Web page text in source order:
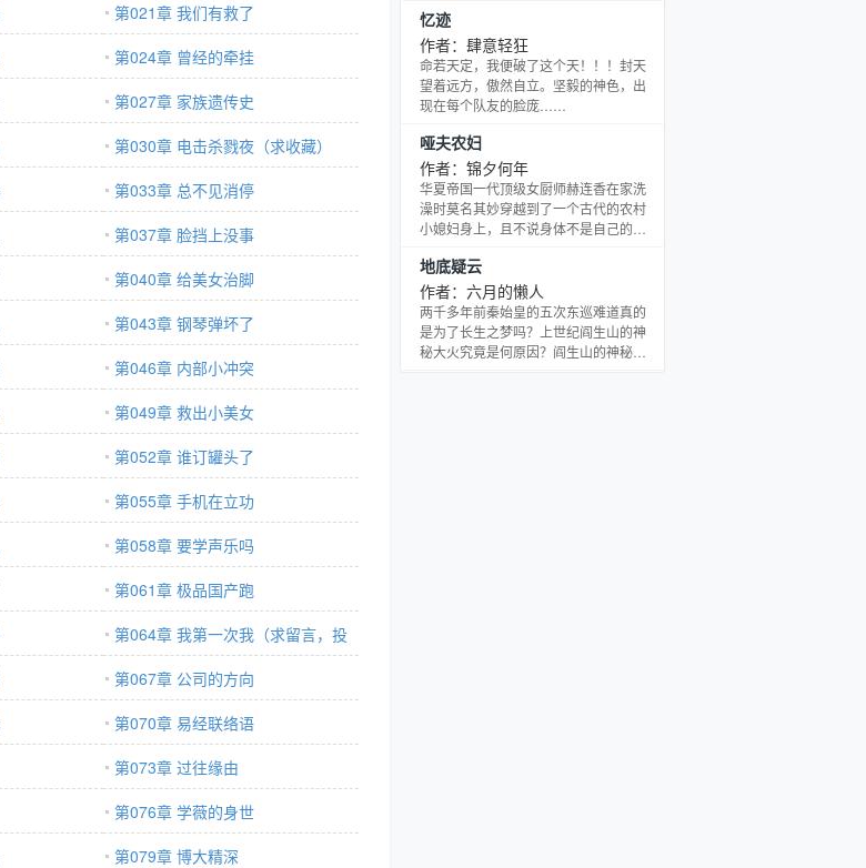
第021章 我们有救了
第024章 曾经的牵挂
第027章 家族遗传史
第030章 电击杀戮夜（求收藏）
第033章 总不见消停
第037章 脸挡上没事
第040章 给美女治脚
第043章 钢琴弹坏了
第046章 内部小冲突
第049章 救出小美女
第052章 谁订罐头了
第055章 手机在立功
第058章 要学声乐吗
第061章 极品国产跑
第064章 我第一次我（求留言，投
票）
第067章 公司的方向
第070章 易经联络语
第073章 过往缘由
第076章 学薇的身世
第079章 博大精深
忆迹
作者：肆意轻狂
命若天定，我便破了这个天！！！封天
望着远方，傲然自立。坚毅的神色，出
现在每个队友的脸庞……
哑夫农妇
作者：锦夕何年
华夏帝国一代顶级女厨师赫连香在家洗
澡时莫名其妙穿越到了一个古代的农村
小媳妇身上，且不说身体不是自己的，
前凸后翘、婀娜多姿的大美女，谁知到
这儿之后却变成了一个身量瘦小，皮肤
和头发黄不拉几的小丫头，唯一让她值
得庆幸的是这个小丫头的年纪还比较
小，还可以慢慢塑造。 亲戚们极品颇
地底疑云
作者：六月的懒人
两千多年前秦始皇的五次东巡难道真的
是为了长生之梦吗？上世纪阎生山的神
秘大火究竟是何原因？阎生山的神秘地